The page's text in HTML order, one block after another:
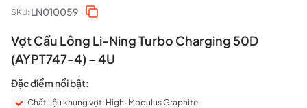
SKU: LN010059
Vợt Cầu Lông Li-Ning Turbo Charging 50D
(AYPT747-4) – 4U
Đặc điểm nổi bật:
Chất liệu khung vợt: High-Modulus Graphite